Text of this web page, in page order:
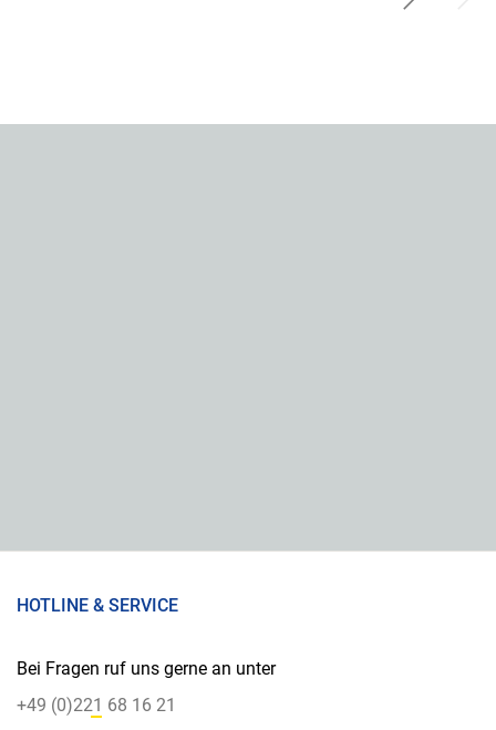
HOTLINE & SERVICE
Bei Fragen ruf uns gerne an unter
+49 (0)221 68 16 21